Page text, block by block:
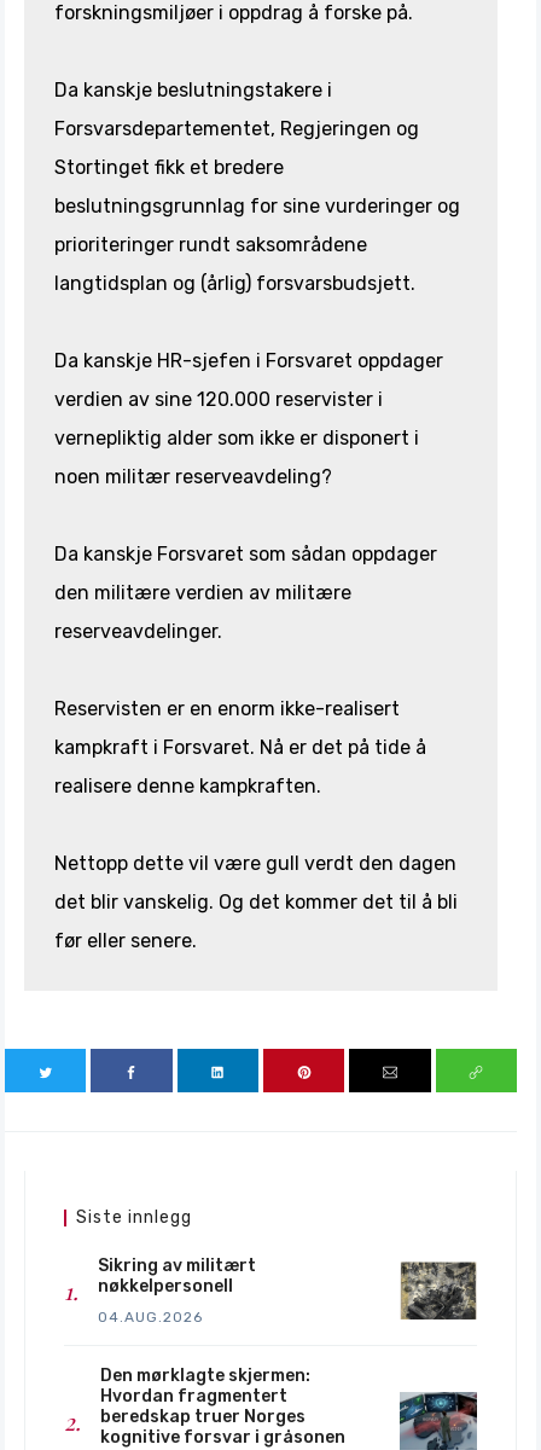
forskningsmiljøer i oppdrag å forske på.
Da kanskje beslutningstakere i
Forsvarsdepartementet, Regjeringen og
Stortinget fikk et bredere
beslutningsgrunnlag for sine vurderinger og
prioriteringer rundt saksområdene
langtidsplan og (årlig) forsvarsbudsjett.
Da kanskje HR-sjefen i Forsvaret oppdager
verdien av sine 120.000 reservister i
vernepliktig alder som ikke er disponert i
noen militær reserveavdeling?
Da kanskje Forsvaret som sådan oppdager
den militære verdien av militære
reserveavdelinger.
Reservisten er en enorm ikke-realisert
kampkraft i Forsvaret. Nå er det på tide å
realisere denne kampkraften.
Nettopp dette vil være gull verdt den dagen
det blir vanskelig. Og det kommer det til å bli
før eller senere.
Siste innlegg
Sikring av militært
nøkkelpersonell
04.AUG.2026
Den mørklagte skjermen:
Hvordan fragmentert
beredskap truer Norges
kognitive forsvar i gråsonen